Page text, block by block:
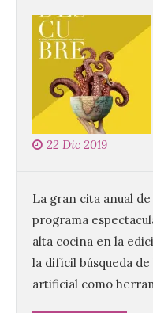
22 Dic 2019
La gran cita anual
programa
alta cocina en la
la difícil búsqueda
artificial como